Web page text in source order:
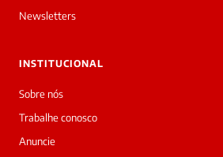
Newsletters
INSTITUCIONAL
Sobre nós
Trabalhe conosco
Anuncie